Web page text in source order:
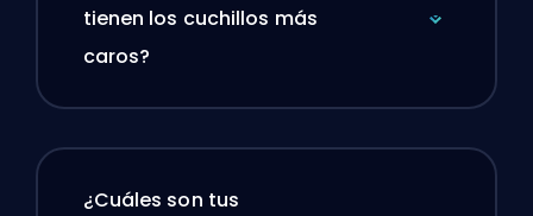
tienen los cuchillos más
caros?
¿Cuáles son tus